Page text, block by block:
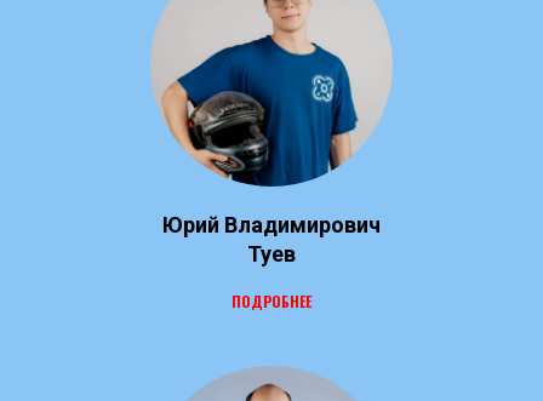
Юрий Владимирович
Туев
ПОДРОБНЕЕ